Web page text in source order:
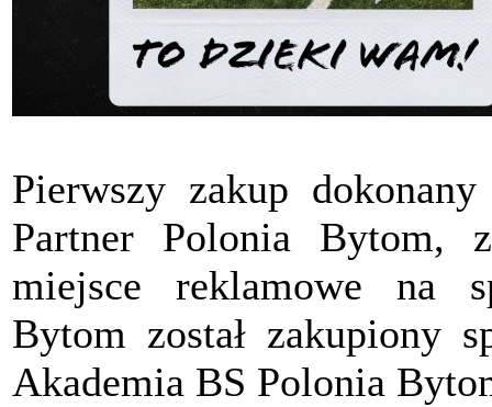
Pierwszy zakup
Partner Polonia Bytom,
miejsce reklamowe na
Bytom został zakupiony
Akademia BS Polonia